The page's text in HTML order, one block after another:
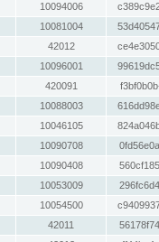
10094006
10081004
42012
10096001
420091
10088003
10046105
10090708
10090408
10053009
10054500
42011